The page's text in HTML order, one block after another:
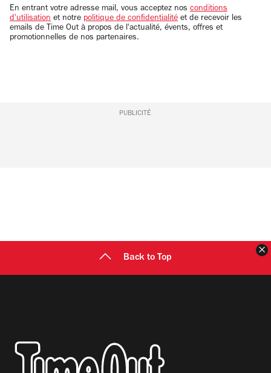
email
En entrant votre adresse mail, vous acceptez nos conditions
d'utilisation et notre politique de confidentialité et de recevoir les
emails de Time Out à propos de l'actualité, évents, offres et
promotionnelles de nos partenaires.
PUBLICITÉ
Back to Top